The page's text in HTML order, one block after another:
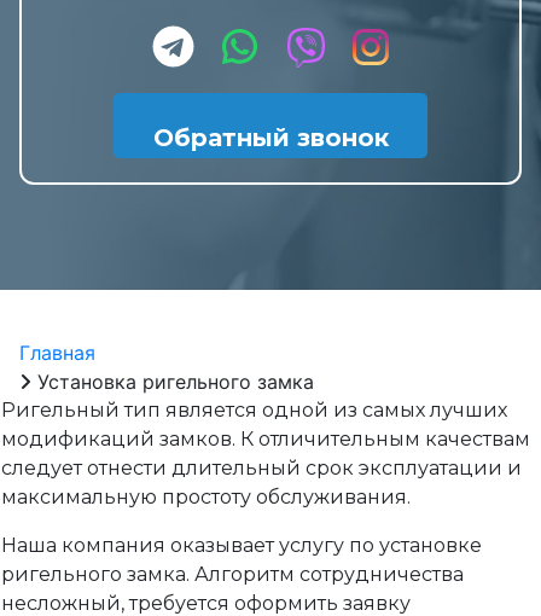
Обратный звонок
Главная
Установка ригельного замка
Ригельный тип является одной из самых лучших
модификаций замков. К отличительным качествам
следует отнести длительный срок эксплуатации и
максимальную простоту обслуживания.
Наша компания оказывает услугу по установке
ригельного замка. Алгоритм сотрудничества
несложный, требуется оформить заявку